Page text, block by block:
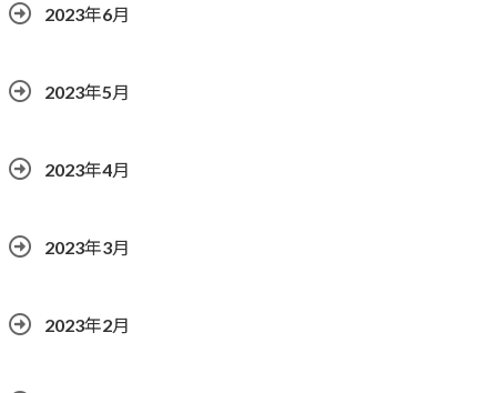
2023年6月
2023年5月
2023年4月
2023年3月
2023年2月